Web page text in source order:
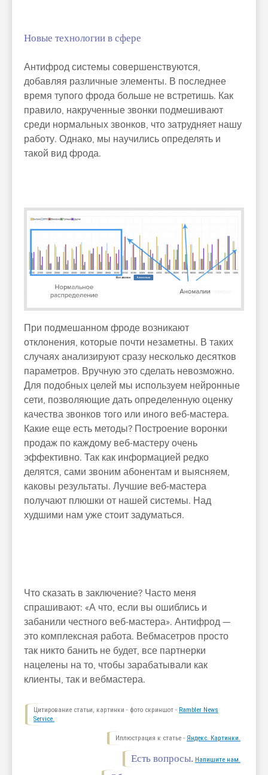
Новые технологии в сфере
Антифрод системы совершенствуются,
добавляя различные элементы. В последнее
время тупого фрода больше не встретишь. Как
правило, накрученные звонки подмешивают
среди нормальных звонков, что затрудняет нашу
работу. Однако, мы научились определять и
такой вид фрода.
При подмешанном фроде возникают
отклонения, которые почти незаметны. В таких
случаях анализируют сразу несколько десятков
параметров. Вручную это сделать невозможно.
Для подобных целей мы используем нейронные
сети, позволяющие дать определенную оценку
качества звонков того или иного веб-мастера.
Какие еще есть методы? Построение воронки
продаж по каждому веб-мастеру очень
эффективно. Так как информацией редко
делятся, сами звоним абонентам и выясняем,
каковы результаты. Лучшие веб-мастера
получают плюшки от нашей системы. Над
худшими нам уже стоит задуматься.
Что сказать в заключение? Часто меня
спрашивают: «А что, если вы ошиблись и
забанили честного веб-мастера». Антифрод —
это комплексная работа. Вебмасетров просто
так никто банить не будет, все партнерки
нацелены на то, чтобы зарабатывали как
клиенты, так и вебмастера.
Цитирование статьи, картинки - фото скриншот - Rambler News
Service.
Иллюстрация к статье - Яндекс. Картинки.
Есть вопросы. Напишите нам.